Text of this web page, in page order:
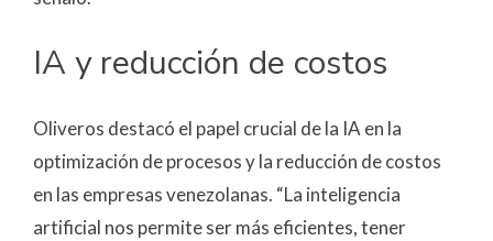
IA y reducción de costos
Oliveros destacó el papel crucial de la IA en la
optimización de procesos y la reducción de costos
en las empresas venezolanas. “La inteligencia
artificial nos permite ser más eficientes, tener